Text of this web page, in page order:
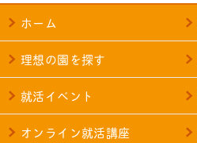
ホーム
理想の園を探す
就活イベント
オンライン就活講座